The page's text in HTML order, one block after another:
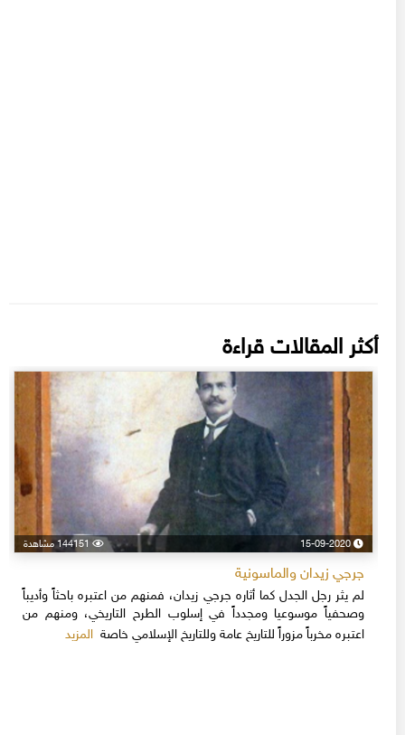
أكثر المقالات قراءة
15-09-2020 144151 مشاهدة
جرجي زيدان والماسونية
لم يثر رجل الجدل كما أثاره جرجي زيدان، فمنهم من اعتبره باحثاً وأديباً
وصحفياً موسوعيا ومجدداً في إسلوب الطرح التاريخي، ومنهم من
اعتبره مخرباً مزوراً للتاريخ عامة وللتاريخ الإسلامي خاصةالمزيد